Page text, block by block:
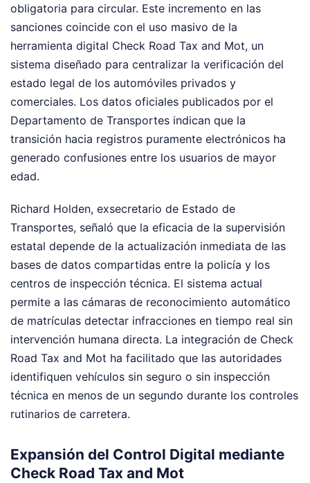
obligatoria para circular. Este incremento en las
sanciones coincide con el uso masivo de la
herramienta digital Check Road Tax and Mot, un
sistema diseñado para centralizar la verificación del
estado legal de los automóviles privados y
comerciales. Los datos oficiales publicados por el
Departamento de Transportes indican que la
transición hacia registros puramente electrónicos ha
generado confusiones entre los usuarios de mayor
edad.
Richard Holden, exsecretario de Estado de
Transportes, señaló que la eficacia de la supervisión
estatal depende de la actualización inmediata de las
bases de datos compartidas entre la policía y los
centros de inspección técnica. El sistema actual
permite a las cámaras de reconocimiento automático
de matrículas detectar infracciones en tiempo real sin
intervención humana directa. La integración de Check
Road Tax and Mot ha facilitado que las autoridades
identifiquen vehículos sin seguro o sin inspección
técnica en menos de un segundo durante los controles
rutinarios de carretera.
Expansión del Control Digital mediante
Check Road Tax and Mot